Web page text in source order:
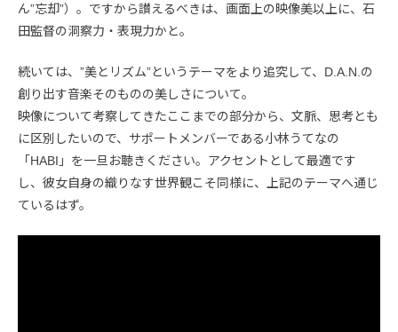
ん”忘却”）。ですから讃えるべきは、画面上の映像美以上に、石
田監督の洞察力・表現力かと。
続いては、”美とリズム”というテーマをより追究して、D.A.N.の
創り出す音楽そのものの美しさについて。
映像について考察してきたここまでの部分から、文脈、思考とも
に区別したいので、サポートメンバーである小林うてなの
「HABI」を一旦お聴きください。アクセントとして最適です
し、彼女自身の織りなす世界観こそ同様に、上記のテーマへ通じ
ているはず。